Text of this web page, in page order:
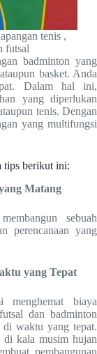
tenis ,
futsal
badminton yang
basket. Anda
Dalam hal ini,
yang diperlukan
tenis. Dengan
yang multifungsi
tips berikut ini:
Matang
sebuah
perencanaan yang
yang Tepat
biaya
dan badminton
di waktu yang tepat.
di kala musim hujan
pembangunan